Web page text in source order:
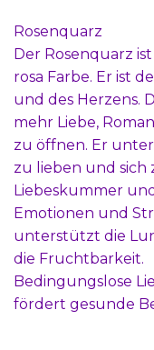
Rosenquarz
Der Rosenquarz
rosa Farbe. Er ist
und des Herzens.
mehr Liebe,
zu öffnen. Er
zu lieben und sich
Liebeskummer
Emotionen und
unterstützt die
die Fruchtbarkeit.
Bedingungslose
fördert gesunde